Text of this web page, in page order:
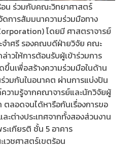
น ร่วมกับคณะวิทยาศาสตร์
การสัมมนาความร่วมมือทาง
โดยมี ศาสตราจารย์
จำศรี รองคณบดีฝ่ายวิจัย คณะ
าวให้การต้อนรับผู้เข้าร่วมการ
นเพื่อสร้างความร่วมมือในด้าน
วมกันในอนาคต ผ่านการแบ่งปัน
วามรู้จากคณาจารย์และนักวิจัยผู้
ตลอดจนได้หารือกันเรื่องการขอ
ะต่างประเทศจากทั้งสองส่วนงาน
เกียรติ ชั้น 5 อาคาร
วชศาสตร์เขตร้อน